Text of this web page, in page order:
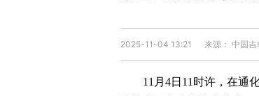
2025-11-04 13:21 来源： 中国吉
11月4日11时许，在通化